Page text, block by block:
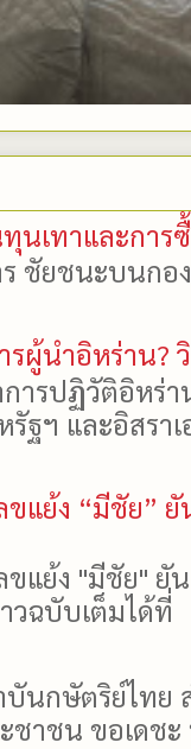
นเทาและการ
ชัยชนะบนกอ
ผู้นำอิหร่าน?
รปฏิวัติอิหร่า
ฐฯ และอิสรา
ขแย้ง “มีชัย”
ขแย้ง "มีชัย"
วฉบับเต็มได้
นกษัตริย์ไทย
ชาชน ขอเดช